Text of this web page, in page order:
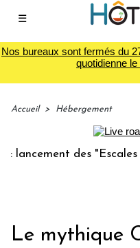
☰
Nos bureaux sont fermés du
quotidienne
Accueil > Hébergement
des "Escales
Le mythique